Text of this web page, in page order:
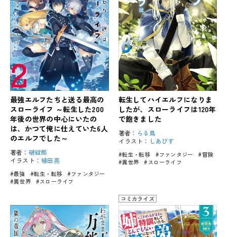
最強エルフたちと送る最高の
スローライフ ～転生した200
年後の世界の中心にいたの
は、かつて俺に仕えていた6人
のエルフでした～
著者： 破綻郎
イラスト：植田亮
#最強 #転生・転移
#ファンタジー
#異世界
#スローライフ
転生してハイエルフになりま
したが、スローライフは120年
で飽きました
著者： らる鳥
イラスト： しあびす
#転生・転移 #ファンタジー
#冒険
#異世界
#スローライフ
コミカライズ